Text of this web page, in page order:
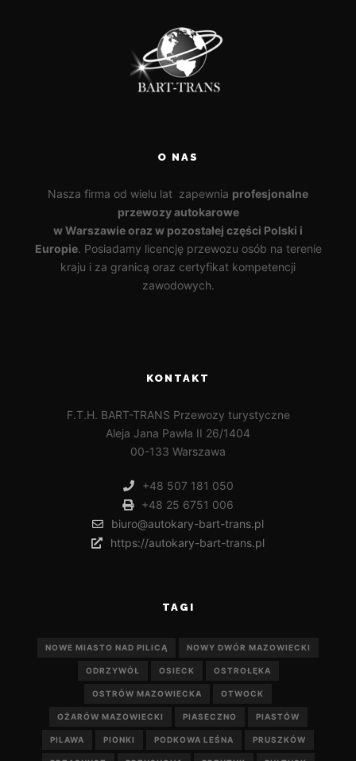
O NAS
Nasza firma od wielu lat zapewnia profesjonalne
przewozy autokarowe
w Warszawie oraz w pozostałej części Polski i
Europie. Posiadamy licencję przewozu osób na terenie
kraju i za granicą oraz certyfikat kompetencji
zawodowych.
KONTAKT
F.T.H. BART-TRANS Przewozy turystyczne
Aleja Jana Pawła II 26/1404
00-133 Warszawa
+48 507 181 050
+48 25 6751 006
biuro@autokary-bart-trans.pl
https://autokary-bart-trans.pl
TAGI
NOWE MIASTO NAD PILICĄ NOWY DWÓR MAZOWIECKI
ODRZYWÓŁ OSIECK OSTROŁĘKA
OSTRÓW MAZOWIECKA OTWOCK
OŻARÓW MAZOWIECKI PIASECZNO PIASTÓW
PILAWA PIONKI PODKOWA LEŚNA PRUSZKÓW